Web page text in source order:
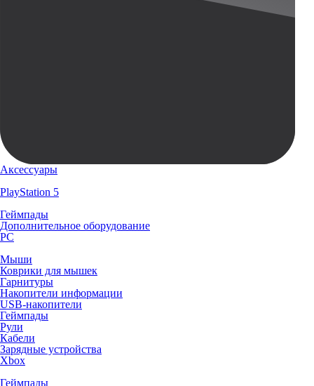
Аксессуары
PlayStation 5
Геймпады
Дополнительное оборудование
PC
Мыши
Коврики для мышек
Гарнитуры
Накопители информации
USB-накопители
Геймпады
Рули
Кабели
Зарядные устройства
Xbox
Геймпады